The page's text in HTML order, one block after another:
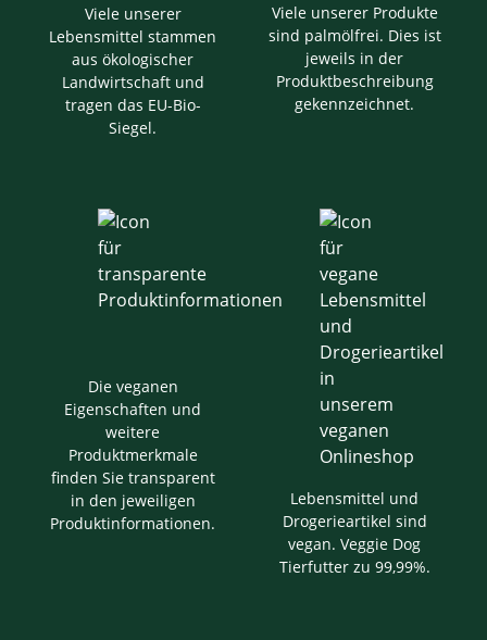
Viele unserer
Lebensmittel stammen
aus ökologischer
Landwirtschaft und
tragen das EU-Bio-
Siegel.
Viele unserer Produkte
sind palmölfrei. Dies ist
jeweils in der
Produktbeschreibung
gekennzeichnet.
Die veganen
Eigenschaften und
weitere
Produktmerkmale
finden Sie transparent
in den jeweiligen
Produktinformationen.
Lebensmittel und
Drogerieartikel sind
vegan. Veggie Dog
Tierfutter zu 99,99%.